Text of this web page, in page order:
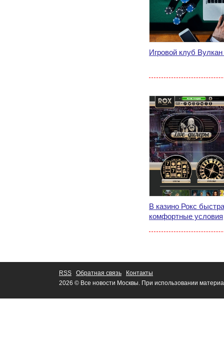
Игровой клуб
В казино Рокс
комфортные условия
RSS Обратная связь
Контакты
2026 © Все новости Москвы. При использовании